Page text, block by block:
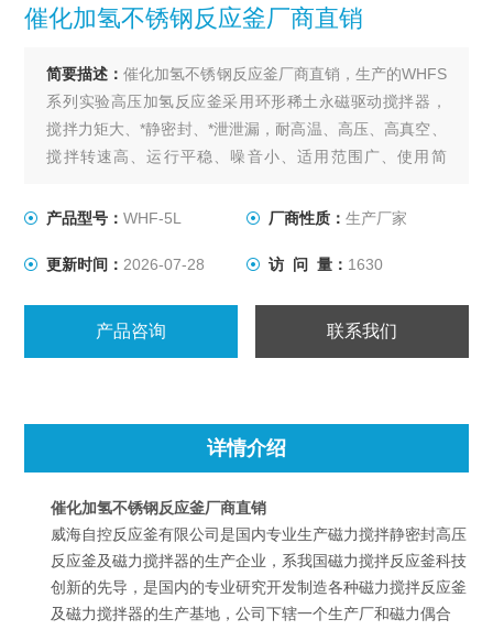
催化加氢不锈钢反应釜厂商直销
简要描述：催化加氢不锈钢反应釜厂商直销，生产的WHFS
系列实验高压加氢反应釜采用环形稀土永磁驱动搅拌器，
搅拌力矩大、*静密封、*泄泄漏，耐高温、高压、高真空、
搅拌转速高、运行平稳、噪音小、适用范围广、使用简
漏的各种搅拌反应的理想装置。
产品型号：WHF-5L 厂商性质： 生产厂家
更新时间： 2026-07-28 访 问 量： 1630
产品咨询 联系我们
详情介绍
催化加氢不锈钢反应釜厂商直销
威海自控反应釜有限公司是国内专业生产磁力搅拌静密封高压
反应釜及磁力搅拌器的生产企业，系我国磁力搅拌反应釜科技
创新的先导，是国内的专业研究开发制造各种磁力搅拌反应釜
及磁力搅拌器的生产基地，公司下辖一个生产厂和磁力偶合